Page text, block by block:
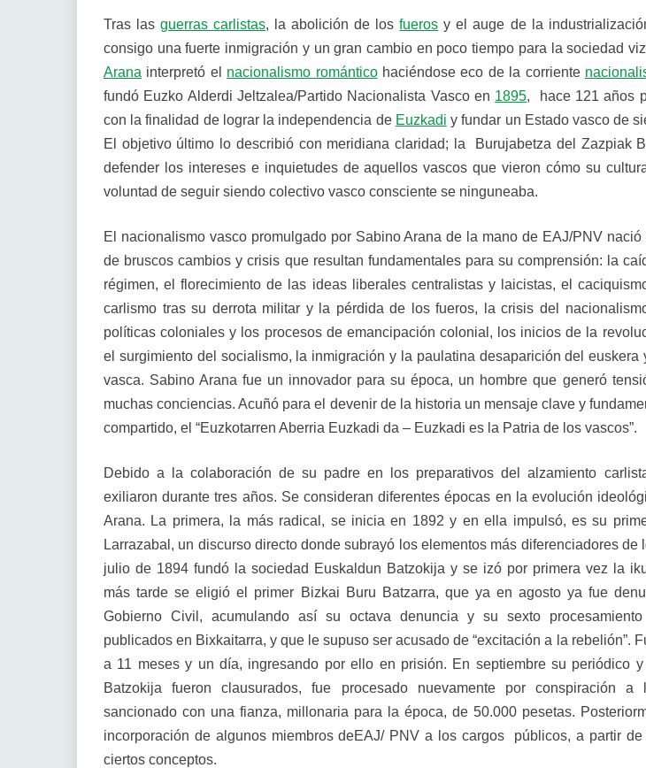
Tras lasguerras carlistas, la abolición de losfueros y el auge de la
consigo una fuerte inmigración y un gran cambio en poco tiempo para la sociedad
Arana interpretó el nacionalismo románticohaciéndose eco de la corriente
fundó Euzko Alderdi Jeltzalea/Partido Nacionalista Vasco en 1895, hace 121 años
con la finalidad de lograr la independencia de Euzkadi y fundar un Estado vasco de
El objetivo último lo describió con meridiana claridad; la Burujabetza del Zazpiak
defender los intereses e inquietudes de aquellos vascos que vieron cómo su
voluntad de seguir siendo colectivo vasco consciente se ninguneaba.
El nacionalismo vasco promulgado por Sabino Arana de la mano de EAJ/PNV nació
de bruscos cambios y crisis que resultan fundamentales para su comprensión: la
régimen, el florecimiento de las ideas liberales centralistas y laicistas, el
carlismo tras su derrota militar y la pérdida de los fueros, la crisis del
políticas coloniales y los procesos de emancipación colonial, los inicios de la
el surgimiento del socialismo, la inmigración y la paulatina desaparición del euskera
vasca. Sabino Arana fue un innovador para su época, un hombre que generó
muchas conciencias. Acuñó para el devenir de la historia un mensaje clave y
compartido, el “Euzkotarren Aberria Euzkadi da – Euzkadi es la Patria de los vascos”.
Debido a la colaboración de su padre en los preparativos del alzamiento
exiliaron durante tres años. Se consideran diferentes épocas en la evolución
Arana. La primera, la más radical, se inicia en 1892 y en ella impulsó, es su
Larrazabal, un discurso directo donde subrayó los elementos más diferenciadores de
julio de 1894 fundó la sociedad Euskaldun Batzokija y se izó por primera vez la
más tarde se eligió el primer Bizkai Buru Batzarra, que ya en agosto ya fue
Gobierno Civil, acumulando así su octava denuncia y su sexto
publicados en Bixkaitarra, y que le supuso ser acusado de “excitación a la rebelión”.
a 11 meses y un día, ingresando por ello en prisión. En septiembre su periódico
Batzokija fueron clausurados, fue procesado nuevamente por conspiración
sancionado con una fianza, millonaria para la época, de 50.000 pesetas.
incorporación de algunos miembros deEAJ/ PNV a los cargos públicos, a partir
ciertos conceptos.